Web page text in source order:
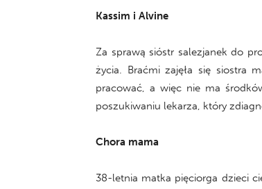
Kassim i Alvine
Za sprawą sióstr salezjanek do
życia. Braćmi zajęła się siostra
pracować, a więc nie ma
poszukiwaniu lekarza, który
Chora mama
38-letnia matka pięciorga dzieci